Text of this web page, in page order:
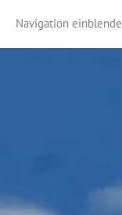
Navigation